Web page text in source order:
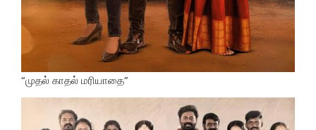
“முதல் காதல் மரியாதை”